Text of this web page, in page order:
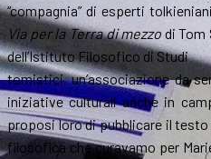
“compagnia” di esperti
Via per la Terra di mezzo di Tom
dell’Istituto Filosofico di Studi
tomistici, un’associazione da
iniziative culturali anche in
proposi loro di pubblicare il testo
filosofica che curavamo per